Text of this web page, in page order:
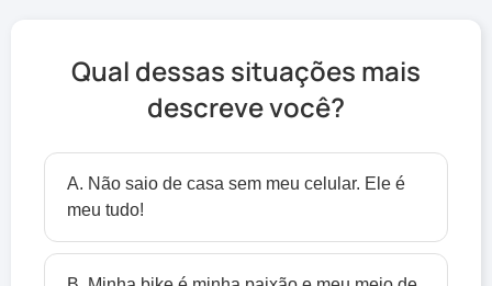
Qual dessas situações mais
descreve você?
A. Não saio de casa sem meu celular. Ele é
meu tudo!